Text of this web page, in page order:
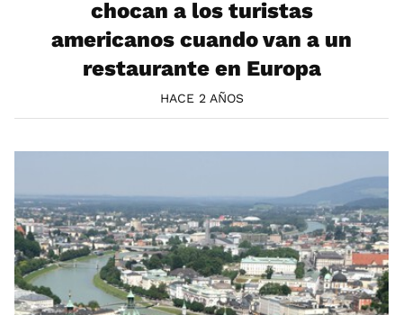
chocan a los turistas
americanos cuando van a un
restaurante en Europa
HACE 2 AÑOS